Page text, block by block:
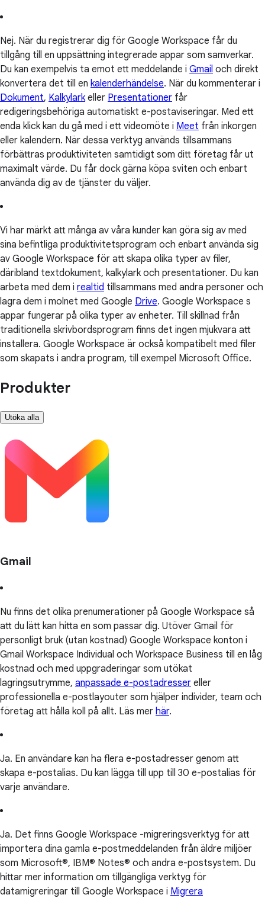
Nej. När du registrerar dig för Google Workspace får du
tillgång till en uppsättning integrerade appar som samverkar.
Du kan exempelvis ta emot ett meddelande i Gmail och direkt
konvertera det till en kalenderhändelse. När du kommenterar i
Dokument, Kalkylarkeller Presentationer får
redigeringsbehöriga automatiskt e-postaviseringar. Med ett
enda klick kan du gå med i ett videomöte i Meet från inkorgen
eller kalendern. När dessa verktyg används tillsammans
förbättras produktiviteten samtidigt som ditt företag får ut
maximalt värde. Du får dock gärna köpa sviten och enbart
använda dig av de tjänster du väljer.
Vi har märkt att många av våra kunder kan göra sig av med
sina befintliga produktivitetsprogram och enbart använda sig
av Google Workspace för att skapa olika typer av filer,
däribland textdokument, kalkylark och presentationer. Du kan
arbeta med dem i realtid tillsammans med andra personer och
lagra dem i molnet med Google Drive. Google Workspace s
appar fungerar på olika typer av enheter. Till skillnad från
traditionella skrivbordsprogram finns det ingen mjukvara att
installera. Google Workspace är också kompatibelt med filer
som skapats i andra program, till exempel Microsoft Office.
Produkter
Utöka alla
Gmail
Nu finns det olika prenumerationer på Google Workspace så
att du lätt kan hitta en som passar dig. Utöver Gmail för
personligt bruk (utan kostnad) Google Workspace konton i
Gmail Workspace Individual och Workspace Business till en låg
kostnad och med uppgraderingar som utökat
lagringsutrymme, anpassade e-postadresser eller
professionella e-postlayouter som hjälper individer, team och
företag att hålla koll på allt. Läs mer här.
Ja. En användare kan ha flera e-postadresser genom att
skapa e-postalias. Du kan lägga till upp till 30 e-postalias för
varje användare.
Ja. Det finns Google Workspace -migreringsverktyg för att
importera dina gamla e-postmeddelanden från äldre miljöer
som Microsoft®, IBM® Notes® och andra e-postsystem. Du
hittar mer information om tillgängliga verktyg för
datamigreringar till Google Workspace i Migrera